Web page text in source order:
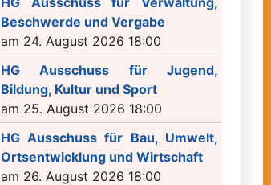
Beschwerde und Vergabe
am 24. August 2026 18:00
HG Ausschuss für Jugend,
Bildung, Kultur und Sport
am 25. August 2026 18:00
HG Ausschuss für Bau, Umwelt,
Ortsentwicklung und Wirtschaft
am 26. August 2026 18:00